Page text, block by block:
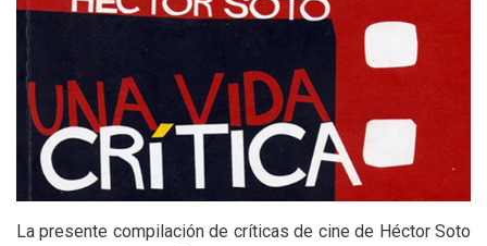
La presente compilación de críticas de cine de Héctor Soto